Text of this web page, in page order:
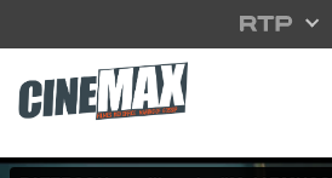
Saltar para o conteúdo principal
Filme em Cartaz